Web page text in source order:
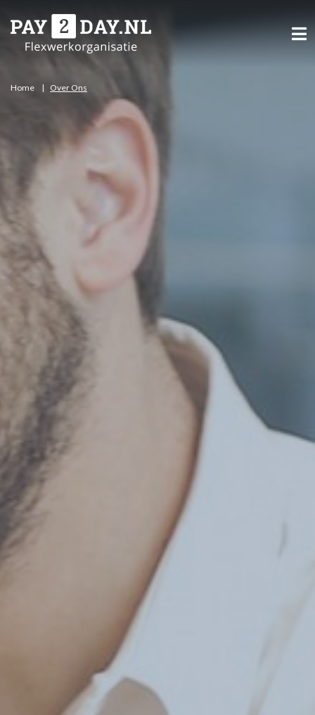
Home Over Ons